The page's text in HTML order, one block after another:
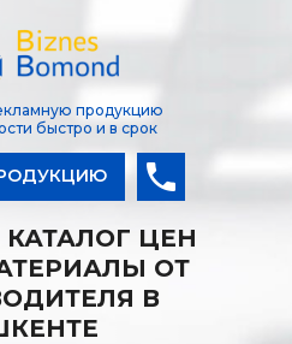
продукцию
быстро и в срок
ЦЕН
ОТ
В